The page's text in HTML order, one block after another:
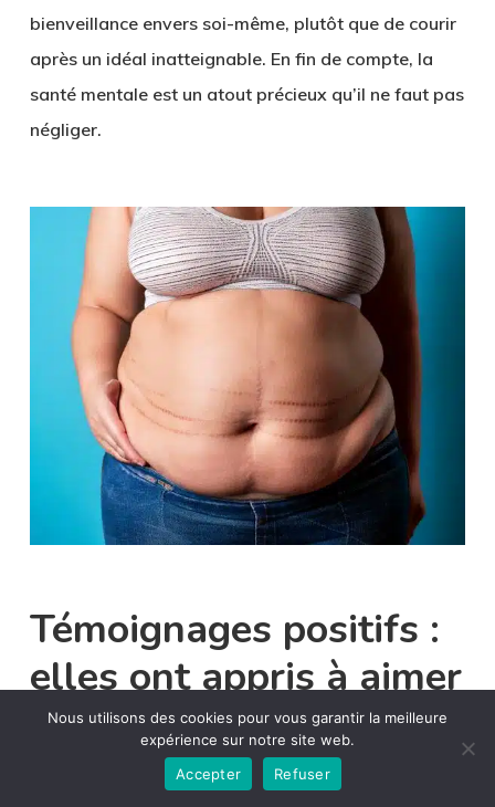
bienveillance envers soi-même, plutôt que de courir
après un idéal inatteignable. En fin de compte, la
santé mentale est un atout précieux qu’il ne faut pas
négliger.
Témoignages positifs :
elles ont appris à aimer
leurs vergetures
Nous utilisons des cookies pour vous garantir la meilleure
expérience sur notre site web.
Accepter
Refuser